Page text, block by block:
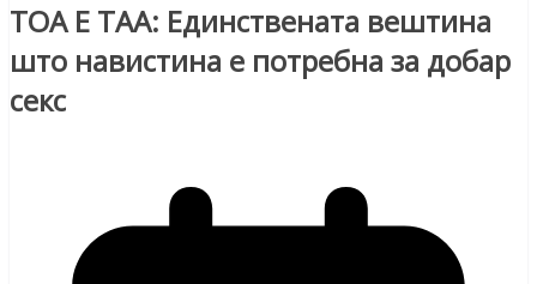
ТОА Е ТАА: Единствената вештина
што навистина е потребна за добар
секс